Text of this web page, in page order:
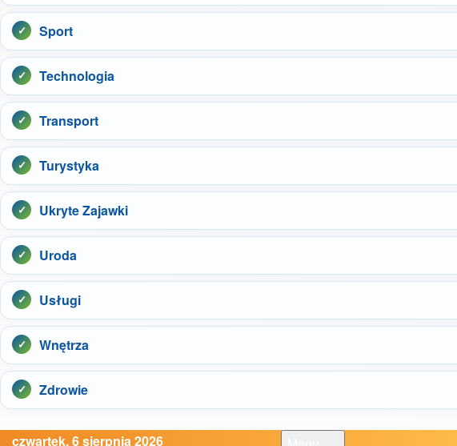
Sport
Technologia
Transport
Turystyka
Ukryte Zajawki
Uroda
Usługi
Wnętrza
Zdrowie
czwartek, 6 sierpnia 2026